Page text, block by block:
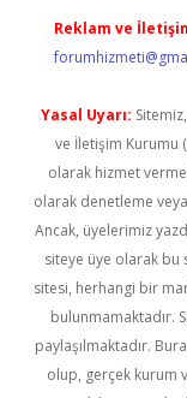
Reklam ve
Yasal Uyarı:
ve İletişim Kurumu
olarak hizmet
olarak denetleme
Ancak, üyelerimiz
siteye üye olarak bu
sitesi, herhangi bir
bulunmamaktadır.
paylaşılmaktadır.
olup, gerçek kurum